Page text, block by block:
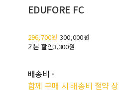
EDUFORE FC
296,700원 300,000원
기본 할인3,300원
배송비 -
함께 구매 시 배송비 절약 상